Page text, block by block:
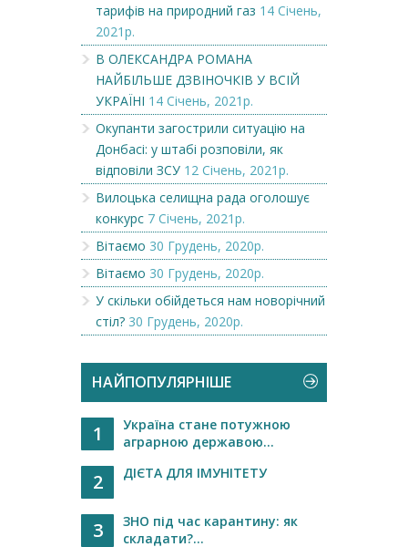
тарифів на природний газ 14 Січень,
2021р.
В ОЛЕКСАНДРА РОМАНА
НАЙБІЛЬШЕ ДЗВІНОЧКІВ У ВСІЙ
УКРАЇНІ 14 Січень, 2021р.
Окупанти загострили ситуацію на
Донбасі: у штабі розповіли, як
відповіли ЗСУ 12 Січень, 2021р.
Вилоцька селищна рада оголошує
конкурс 7 Січень, 2021р.
Вітаємо 30 Грудень, 2020р.
Вітаємо 30 Грудень, 2020р.
У скільки обійдеться нам новорічний
стіл? 30 Грудень, 2020р.
НАЙПОПУЛЯРНІШЕ
1
Україна стане потужною
аграрною державою...
2 ДІЄТА ДЛЯ ІМУНІТЕТУ
3
ЗНО під час карантину: як
складати?...